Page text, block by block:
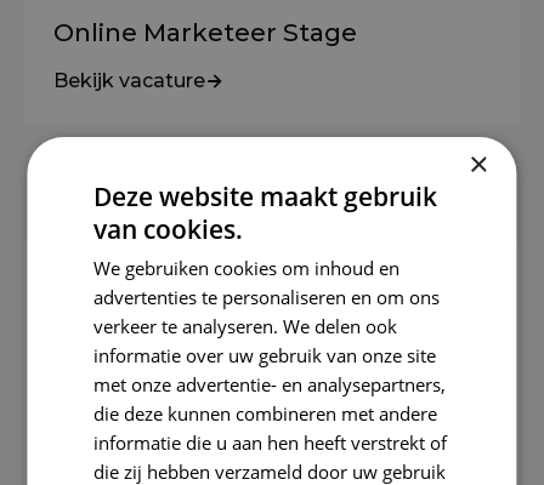
Online Marketeer Stage
Bekijk vacature
Laten we kennismaken!
Naam
Organisatie
×
Deze website maakt gebruik
van cookies.
We gebruiken cookies om inhoud en
advertenties te personaliseren en om ons
verkeer te analyseren. We delen ook
informatie over uw gebruik van onze site
met onze advertentie- en analysepartners,
die deze kunnen combineren met andere
informatie die u aan hen heeft verstrekt of
die zij hebben verzameld door uw gebruik